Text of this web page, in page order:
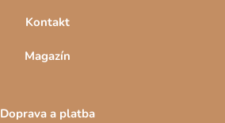
Kontakt
Magazín
Doprava a platba